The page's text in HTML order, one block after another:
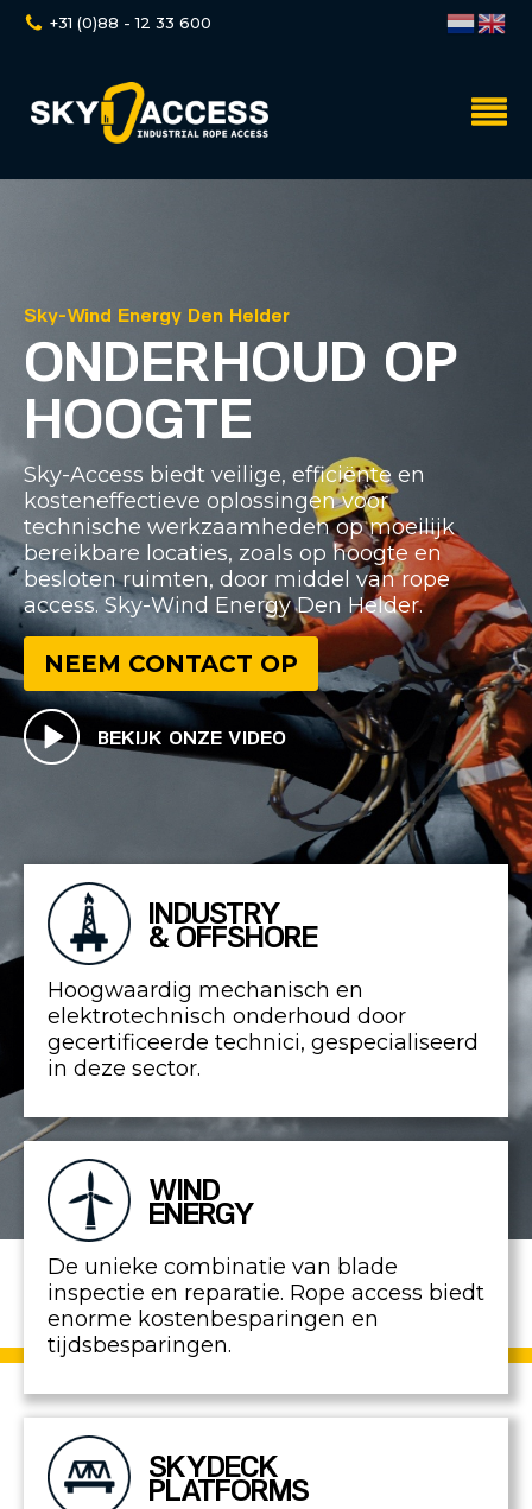
+31 (0)88 - 12 33 600
Sky-Wind Energy Den Helder
ONDERHOUD OP
HOOGTE
Sky-Access biedt veilige, efficiënte en
kosteneffectieve oplossingen voor
technische werkzaamheden op moeilijk
bereikbare locaties, zoals op hoogte en
besloten ruimten, door middel van rope
access. Sky-Wind Energy Den Helder.
NEEM CONTACT OP
BEKIJK ONZE VIDEO
INDUSTRY
& OFFSHORE
Hoogwaardig mechanisch en
elektrotechnisch onderhoud door
gecertificeerde technici, gespecialiseerd
in deze sector.
WIND
ENERGY
De unieke combinatie van blade
inspectie en reparatie. Rope access biedt
enorme kostenbesparingen en
tijdsbesparingen.
SKYDECK
PLATFORMS